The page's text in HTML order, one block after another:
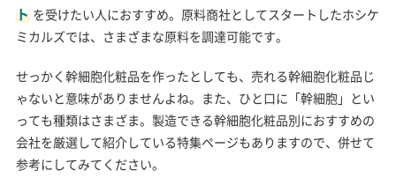
ト を受けたい人におすすめ。原料商社としてスタートしたホシケ
ミカルズでは、さまざまな原料を調達可能です。
せっかく幹細胞化粧品を作ったとしても、売れる幹細胞化粧品じ
ゃないと意味がありませんよね。また、ひと口に「幹細胞」とい
っても種類はさまざま。製造できる幹細胞化粧品別におすすめの
会社を厳選して紹介している特集ページもありますので、併せて
参考にしてみてください。